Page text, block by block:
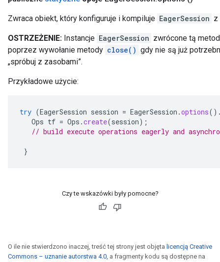
Zwraca obiekt, który konfiguruje i kompiluje EagerSession z
OSTRZEŻENIE: Instancje EagerSession zwrócone tą
poprzez wywołanie metody close() gdy nie są już
„spróbuj z zasobami”.
Przykładowe użycie:
try (EagerSession session = EagerSession .options
Ops tf = Ops .create(session);
// build execute operations eagerly and
}
Czy te wskazówki były pomocne?
O ile nie stwierdzono inaczej, treść tej strony jest objęta licencją Creative
Commons – uznanie autorstwa 4.0, a fragmenty kodu są dostępne na